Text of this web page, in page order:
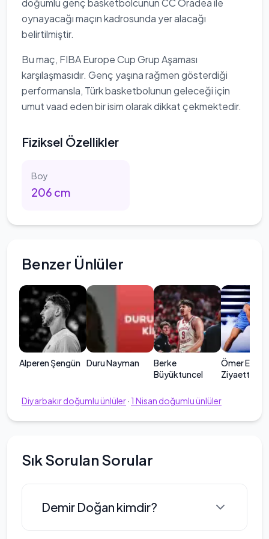
doğumlu genç basketbolcunun CC Oradea ile
oynayacağı maçın kadrosunda yer alacağı
belirtilmiştir.
Bu maç, FIBA Europe Cup Grup Aşaması
karşılaşmasıdır. Genç yaşına rağmen gösterdiği
performansla, Türk basketbolunun geleceği için
umut vaad eden bir isim olarak dikkat çekmektedir.
Fiziksel Özellikler
Boy
206 cm
Benzer Ünlüler
Alperen Şengün Duru Nayman
Berke
Büyüktuncel
Ömer Ege
Ziyaettin
Diyarbakırdoğumlu ünlüler· 1 Nisan doğumlu ünlüler
Sık Sorulan Sorular
Demir Doğan kimdir?